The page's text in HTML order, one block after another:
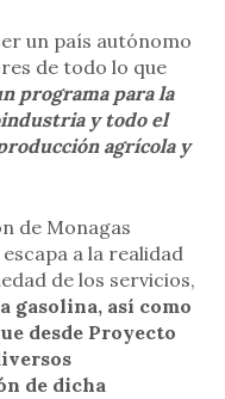
un país autónomo
de todo lo que
programa para la
y todo el
agrícola y
de Monagas
a la realidad
de los servicios,
gasolina, así como
desde Proyecto
de dicha